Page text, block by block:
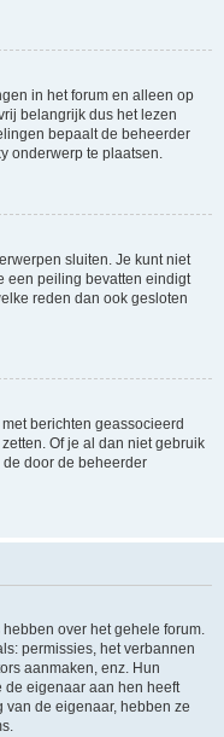
in het forum en alleen op
belangrijk dus het lezen
bepaalt de beheerder
onderwerp te plaatsen.
sluiten. Je kunt niet
een peiling bevatten eindigt
reden dan ook gesloten
berichten geassocieerd
Of je al dan niet gebruik
door de beheerder
over het gehele forum.
permissies, het verbannen
aanmaken, enz. Hun
eigenaar aan hen heeft
de eigenaar, hebben ze